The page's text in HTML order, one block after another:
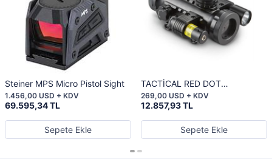
Steiner MPS Micro Pistol Sight
69.595,34 TL
1.456,00 USD + KDV
Sepete Ekle
TACTİCAL RED DOT
LASER/LİGHT
12.857,93 TL
269,00 USD + KDV
Sepete Ekle